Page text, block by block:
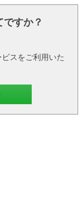
すか？
スをご利用いた